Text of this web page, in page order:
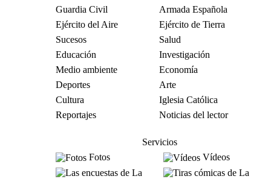
Guardia Civil
Armada Española
Ejército del Aire
Ejército de Tierra
Sucesos
Salud
Educación
Investigación
Medio ambiente
Economía
Deportes
Arte
Cultura
Iglesia Católica
Reportajes
Noticias del lector
Servicios
Fotos
Vídeos